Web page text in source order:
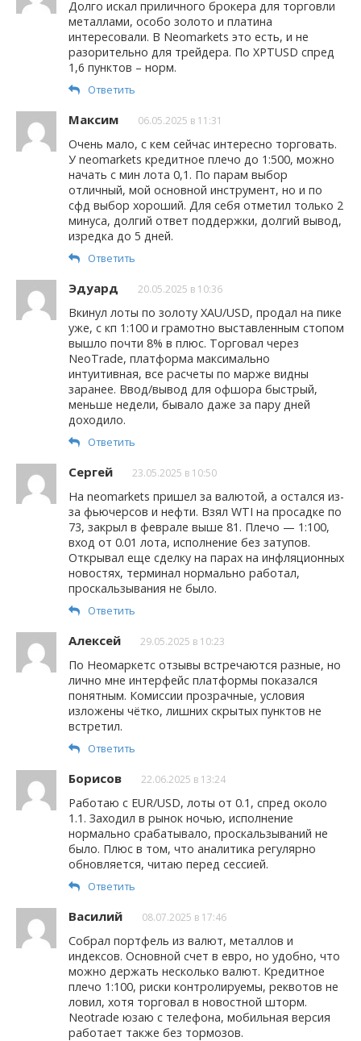
Долго искал приличного брокера для торговли
металлами, особо золото и платина
интересовали. В Neomarkets это есть, и не
разорительно для трейдера. По XPTUSD спред
1,6 пунктов – норм.
Ответить
Максим 06.05.2025 в 11:31
Очень мало, с кем сейчас интересно торговать.
У neomarkets кредитное плечо до 1:500, можно
начать с мин лота 0,1. По парам выбор
отличный, мой основной инструмент, но и по
сфд выбор хороший. Для себя отметил только 2
минуса, долгий ответ поддержки, долгий вывод,
изредка до 5 дней.
Ответить
Эдуард 20.05.2025 в 10:36
Вкинул лоты по золоту XAU/USD, продал на пике
уже, с кп 1:100 и грамотно выставленным стопом
вышло почти 8% в плюс. Торговал через
NeoTrade, платформа максимально
интуитивная, все расчеты по марже видны
заранее. Ввод/вывод для офшора быстрый,
меньше недели, бывало даже за пару дней
доходило.
Ответить
Сергей 23.05.2025 в 10:50
На neomarkets пришел за валютой, а остался из-
за фьючерсов и нефти. Взял WTI на просадке по
73, закрыл в феврале выше 81. Плечо — 1:100,
вход от 0.01 лота, исполнение без затупов.
Открывал еще сделку на парах на инфляционных
новостях, терминал нормально работал,
проскальзывания не было.
Ответить
Алексей 29.05.2025 в 10:23
По Неомаркетс отзывы встречаются разные, но
лично мне интерфейс платформы показался
понятным. Комиссии прозрачные, условия
изложены чётко, лишних скрытых пунктов не
встретил.
Ответить
Борисов 22.06.2025 в 13:24
Работаю с EUR/USD, лоты от 0.1, спред около
1.1. Заходил в рынок ночью, исполнение
нормально срабатывало, проскальзываний не
было. Плюс в том, что аналитика регулярно
обновляется, читаю перед сессией.
Ответить
Василий 08.07.2025 в 17:46
Собрал портфель из валют, металлов и
индексов. Основной счет в евро, но удобно, что
можно держать несколько валют. Кредитное
плечо 1:100, риски контролируемы, реквотов не
ловил, хотя торговал в новостной шторм.
Neotrade юзаю с телефона, мобильная версия
работает также без тормозов.